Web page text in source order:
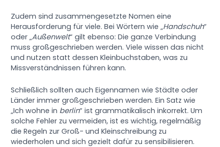
Zudem sind zusammengesetzte Nomen eine
Herausforderung für viele. Bei Wörtern wie „Handschuh“
oder „Außenwelt“ gilt ebenso: Die ganze Verbindung
muss großgeschrieben werden. Viele wissen das nicht
und nutzen statt dessen Kleinbuchstaben, was zu
Missverständnissen führen kann.
Schließlich sollten auch Eigennamen wie Städte oder
Länder immer großgeschrieben werden. Ein Satz wie
„Ich wohne in berlin“ ist grammatikalisch inkorrekt. Um
solche Fehler zu vermeiden, ist es wichtig, regelmäßig
die Regeln zur Groß- und Kleinschreibung zu
wiederholen und sich gezielt dafür zu sensibilisieren.